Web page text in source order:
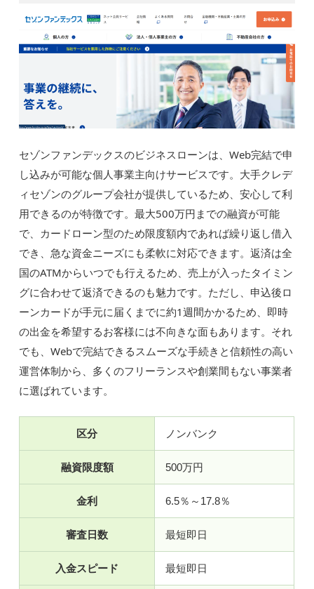
セゾンファンデックスのビジネスローンは、Web完結で申
し込みが可能な個人事業主向けサービスです。大手クレデ
ィセゾンのグループ会社が提供しているため、安心して利
用できるのが特徴です。最大500万円までの融資が可能
で、カードローン型のため限度額内であれば繰り返し借入
でき、急な資金ニーズにも柔軟に対応できます。返済は全
国のATMからいつでも行えるため、売上が入ったタイミン
グに合わせて返済できるのも魅力です。ただし、申込後ロ
ーンカードが手元に届くまでに約1週間かかるため、即時
の出金を希望するお客様には不向きな面もあります。それ
でも、Webで完結できるスムーズな手続きと信頼性の高い
運営体制から、多くのフリーランスや創業間もない事業者
に選ばれています。
区分 ノンバンク
融資限度額 500万円
金利 6.5％～17.8％
審査日数 最短即日
入金スピード 最短即日